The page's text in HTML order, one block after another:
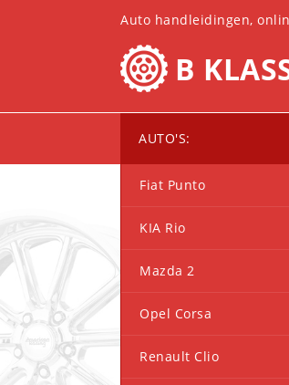
Auto handleidingen,
B
AUTO'S:
Fiat Punto
KIA Rio
Mazda 2
Opel Corsa
Renault Clio